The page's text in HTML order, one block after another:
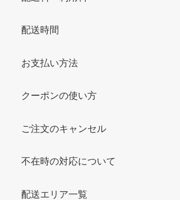
配送時間
お支払い方法
クーポンの使い方
ご注文のキャンセル
不在時の対応について
配送エリア一覧